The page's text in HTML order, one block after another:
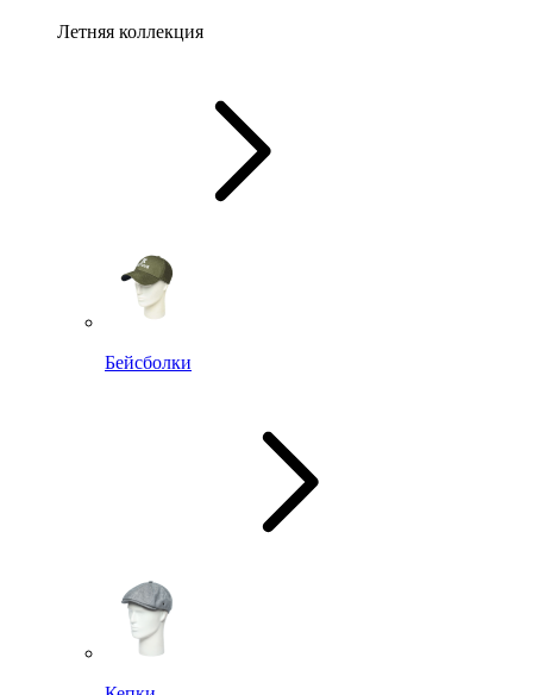
Летняя коллекция
Бейсболки